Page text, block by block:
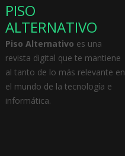
PISO
ALTERNATIVO
Piso Alternativo es una
revista digital que te mantiene
al tanto de lo más relevante en
el mundo de la tecnología e
informática.